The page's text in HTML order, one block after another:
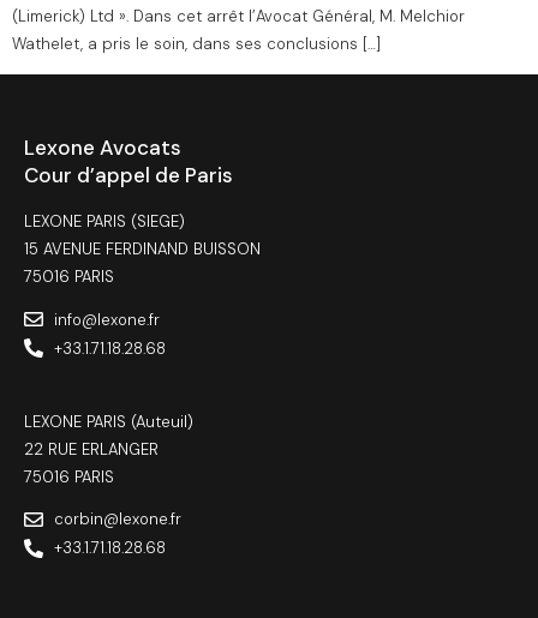
(Limerick) Ltd ». Dans cet arrêt l’Avocat Général, M. Melchior
Wathelet, a pris le soin, dans ses conclusions […]
Lexone Avocats
Cour d’appel de Paris
LEXONE PARIS (SIEGE)
15 AVENUE FERDINAND BUISSON
75016 PARIS
info@lexone.fr
+33.1.71.18.28.68
LEXONE PARIS (Auteuil)
22 RUE ERLANGER
75016 PARIS
corbin@lexone.fr
+33.1.71.18.28.68